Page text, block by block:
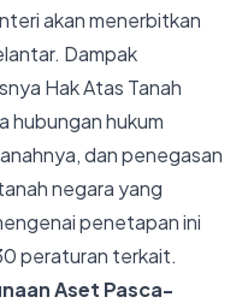
akan menerbitkan
Dampak
Hak Atas Tanah
hubungan hukum
dan penegasan
negara yang
penetapan ini
peraturan terkait.
Aset Pasca-